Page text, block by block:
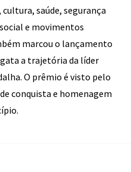
saúde, segurança
e movimentos
marcou o lançamento
a trajetória da líder
O prêmio é visto pelo
conquista e homenagem